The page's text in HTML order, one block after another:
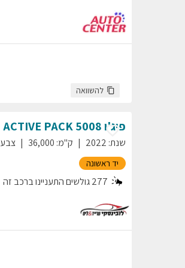
להשוואה
פיג'ו5008
ACTIVE PACK
שנת:
2022 ק"מ:
36,000 צבע
יד ראשונה
277גולשים התעניינו ברכב זה